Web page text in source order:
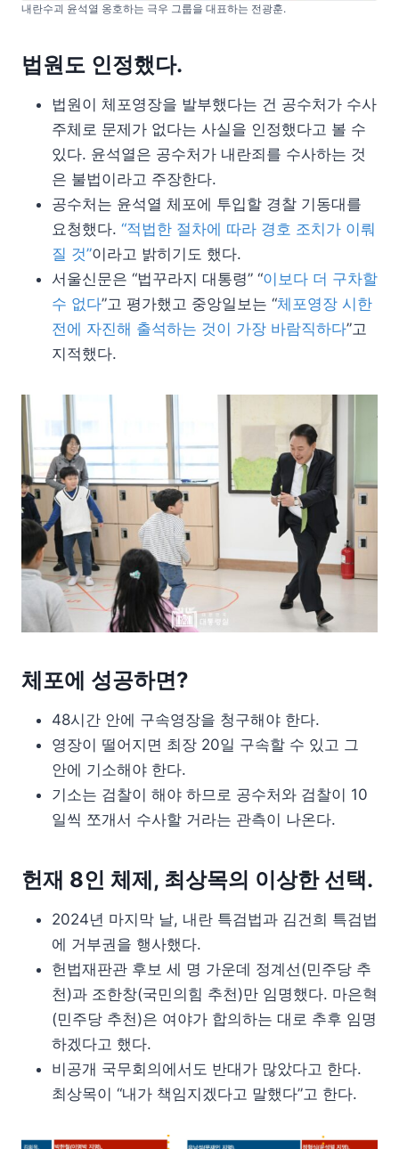
내란수괴 윤석열 옹호하는 극우 그룹을 대표하는 전광훈.
법원도 인정했다.
법원이 체포영장을 발부했다는 건 공수처가 수사
주체로 문제가 없다는 사실을 인정했다고 볼 수
있다. 윤석열은 공수처가 내란죄를 수사하는 것
은 불법이라고 주장한다.
공수처는 윤석열 체포에 투입할 경찰 기동대를
요청했다. “적법한 절차에 따라 경호 조치가 이뤄
질 것”이라고 밝히기도 했다.
서울신문은 “법꾸라지 대통령” “이보다 더 구차할
수 없다”고 평가했고 중앙일보는 “체포영장 시한
전에 자진해 출석하는 것이 가장 바람직하다”고
지적했다.
체포에 성공하면?
48시간 안에 구속영장을 청구해야 한다.
영장이 떨어지면 최장 20일 구속할 수 있고 그
안에 기소해야 한다.
기소는 검찰이 해야 하므로 공수처와 검찰이 10
일씩 쪼개서 수사할 거라는 관측이 나온다.
헌재 8인 체제, 최상목의 이상한 선택.
2024년 마지막 날, 내란 특검법과 김건희 특검법
에 거부권을 행사했다.
헌법재판관 후보 세 명 가운데 정계선(민주당 추
천)과 조한창(국민의힘 추천)만 임명했다. 마은혁
(민주당 추천)은 여야가 합의하는 대로 추후 임명
하겠다고 했다.
비공개 국무회의에서도 반대가 많았다고 한다.
최상목이 “내가 책임지겠다고 말했다”고 한다.